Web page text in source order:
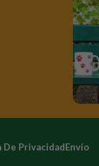
De PrivacidadEnvío